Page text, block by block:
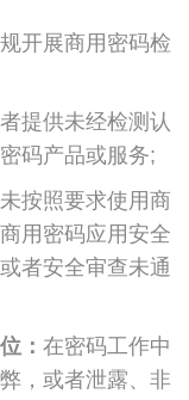
开展商用密码检
提供未经检测认
码产品或服务;
未按照要求使用商
用密码应用安全
者安全审查未通
： 在密码工作中
，或者泄露、非